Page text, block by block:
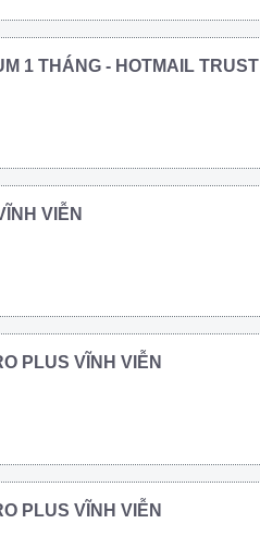
1 THÁNG - HOTMAIL TRUST
VIỄN
PLUS VĨNH VIỄN
PLUS VĨNH VIỄN